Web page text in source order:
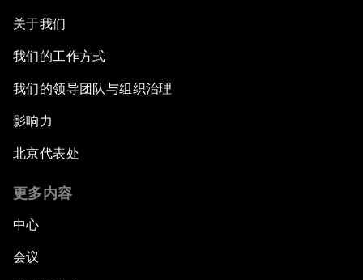
关于我们
我们的工作方式
我们的领导团队与组织治理
影响力
北京代表处
更多内容
中心
会议